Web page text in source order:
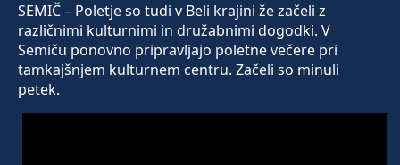
SEMIČ – Poletje so tudi v Beli krajini že začeli z
različnimi kulturnimi in družabnimi dogodki. V
Semiču ponovno pripravljajo poletne večere pri
tamkajšnjem kulturnem centru. Začeli so minuli
petek.